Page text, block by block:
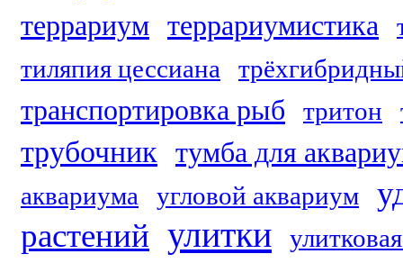
террариум террариумистика
тиляпия цессиана
транспортировка рыб тритон
трубочник тумба для
аквариума угловой аквариум
растений улитки